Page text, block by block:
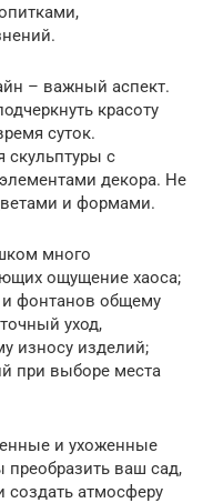
– важный аспект.
красоту
суток.
скульптуры с
декора. Не
и формами.
много
ощущение хаоса;
и фонтанов общему
уход,
износу изделий;
при выборе места
и ухоженные
ваш сад,
создать атмосферу